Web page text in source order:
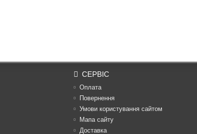
СЕРВІС
Оплата
Повернення
Умови користування сайтом
Мапа сайту
Доставка